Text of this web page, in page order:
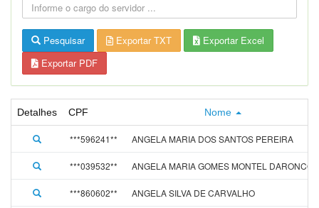
Pesquisar Exportar TXT
Exportar Excel
Exportar PDF
Detalhes CPF Nome
***596241** ANGELA MARIA DOS SANTOS PEREIRA
***039532** ANGELA MARIA GOMES MONTEL DARONCO
***860602** ANGELA SILVA DE CARVALHO